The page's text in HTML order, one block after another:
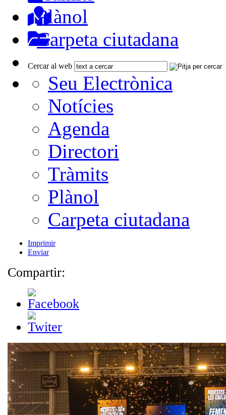
Plànol
Carpeta ciutadana
Cercar al web
Seu Electrònica
Notícies
Agenda
Directori
Tràmits
Plànol
Carpeta ciutadana
Imprimir
Enviar
Compartir: